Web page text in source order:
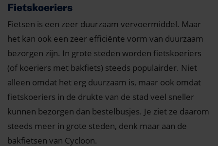
Fietskoeriers
Fietsen is een zeer duurzaam vervoermiddel. Maar
het kan ook een zeer efficiënte vorm van duurzaam
bezorgen zijn. In grote steden worden fietskoeriers
(of koeriers met bakfiets) steeds populairder. Niet
alleen omdat het erg duurzaam is, maar ook omdat
fietskoeriers in de drukte van de stad veel sneller
kunnen bezorgen dan bestelbusjes. Je ziet ze daarom
steeds meer in grote steden, denk maar aan de
bakfietsen van Cycloon.